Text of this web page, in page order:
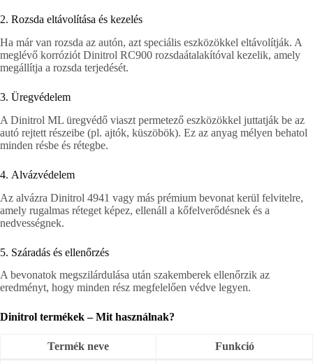
2. Rozsda eltávolítása és kezelés
Ha már van rozsda az autón, azt speciális eszközökkel eltávolítják. A
meglévő korróziót Dinitrol RC900 rozsdaátalakítóval kezelik, amely
megállítja a rozsda terjedését.
3. Üregvédelem
A Dinitrol ML üregvédő viaszt permetező eszközökkel juttatják be az
autó rejtett részeibe (pl. ajtók, küszöbök). Ez az anyag mélyen behatol
minden résbe és rétegbe.
4. Alvázvédelem
Az alvázra Dinitrol 4941 vagy más prémium bevonat kerül felvitelre,
amely rugalmas réteget képez, ellenáll a kőfelverődésnek és a
nedvességnek.
5. Száradás és ellenőrzés
A bevonatok megszilárdulása után szakemberek ellenőrzik az
eredményt, hogy minden rész megfelelően védve legyen.
Dinitrol termékek – Mit használnak?
Termék neve Funkció